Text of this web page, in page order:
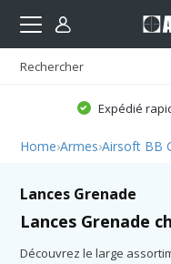
Expédié
Home›Armes›Airsoft BB
Lances Grenade
Lances Grenade
Découvrez le large